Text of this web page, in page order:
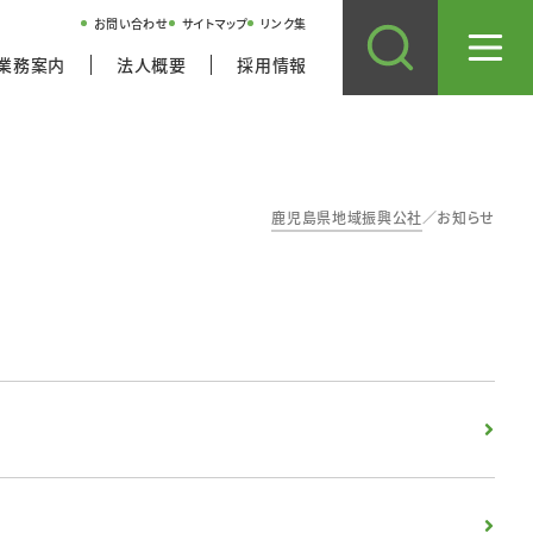
お問い合わせ サイトマップ リンク集
務案内 法人概要 採用情報
鹿児島県地域振興公社／お知らせ